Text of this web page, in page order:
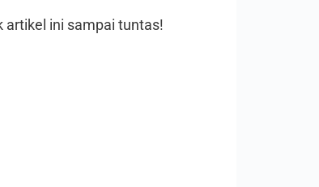
artikel ini sampai tuntas!